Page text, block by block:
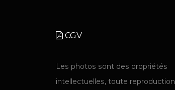
CGV
Les photos sont des propriétés
intellectuelles, toute reproduction